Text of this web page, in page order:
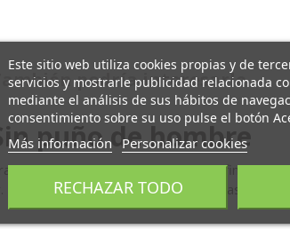
podría interesarle
puño de hombre
está confeccionado en suave y fino
ideal para personas con problemas
Este sitio web utiliza cookies propias y de
servicios y mostrarle publicidad relacionada
mediante el análisis de sus hábitos de
consentimiento sobre su uso pulse el botón
Más información Personalizar cookies
RECHAZAR TODO